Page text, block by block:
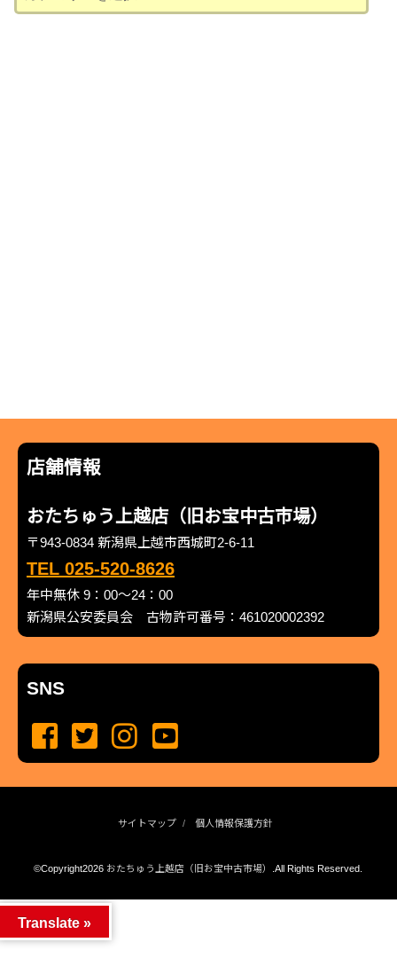
テ
店舗情報
おたちゅう上越店（旧お宝中古市場）
〒943-0834 新潟県上越市西城町2-6-11
TEL 025-520-8626
年中無休 9：00～24：00
新潟県公安委員会 古物許可番号：461020002392
SNS
サイトマップ 個人情報保護方針
©Copyright2026 おたちゅう上越店（旧お宝中古市場） .All Rights Reserved.
Translate »